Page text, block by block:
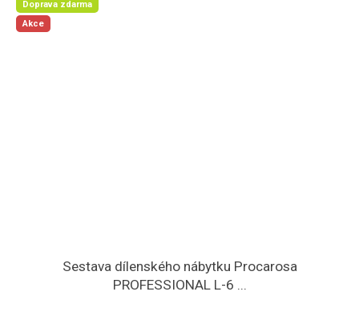
Doprava zdarma
Akce
Sestava dílenského nábytku Procarosa
PROFESSIONAL L-6 ...